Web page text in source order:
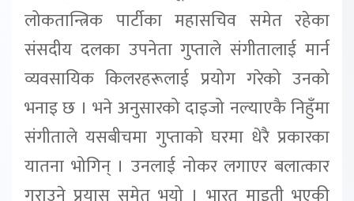
लोकतान्त्रिक पार्टीका महासचिव समेत रहेका
संसदीय दलका उपनेता गुप्ताले संगीतालाई मार्न
व्यवसायिक किलरहरूलाई प्रयोग गरेको उनको
भनाइ छ । भने अनुसारको दाइजो नल्याएकै निहुँमा
संगीताले यसबीचमा गुप्ताको घरमा धेरै प्रकारका
यातना भोगिन् । उनलाई नोकर लगाएर बलात्कार